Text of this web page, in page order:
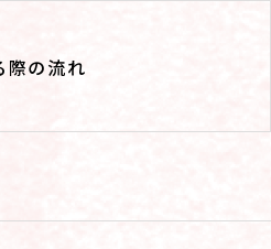
際の流れ